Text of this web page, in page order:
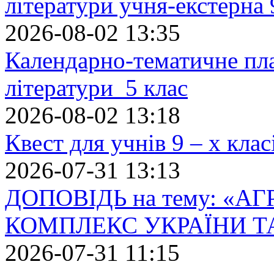
літератури учня-екстерна
2026-08-02 13:35
Календарно-тематичне
літератури 5 клас
2026-08-02 13:18
Квест для учнів 9 – х
2026-07-31 13:13
ДОПОВІДЬ на тему:
КОМПЛЕКС УКРАЇНИ
2026-07-31 11:15